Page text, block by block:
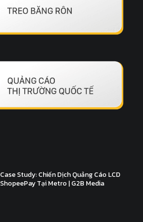
Case Study: Chiến Dịch Quảng Cáo LCD
ShopeePay Tại Metro | G2B Media